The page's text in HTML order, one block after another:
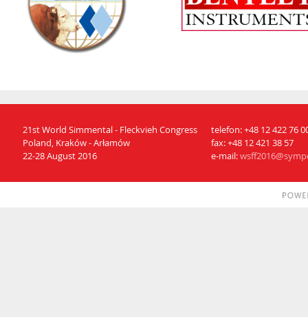
21st World Simmental - Fleckvieh Congress
Poland, Kraków - Arłamów
22-28 August 2016
telefon:+48 12 422 76
fax:+48 12 421 38 57
e-mail: